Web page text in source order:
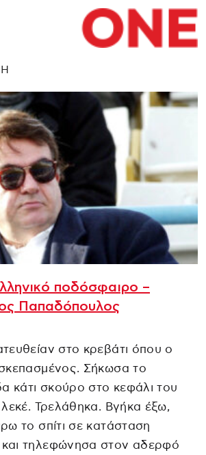
ποδόσφαιρο –
Παπαδόπουλος
στο κρεβάτι όπου ο
Σήκωσα το
κάτι σκούρο στο κεφάλι του
Τρελάθηκα. Βγήκα έξω,
το σπίτι σε κατάσταση
τηλεφώνησα στον αδερφό